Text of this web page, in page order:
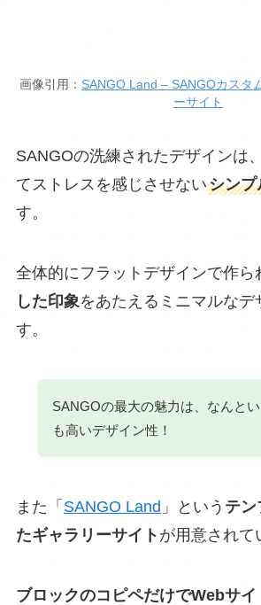
画像引用： SANGO Land – SANGOカスタ
ーサイト
SANGOの洗練されたデザインは
てストレスを感じさせないシンプ
す。
全体的にフラットデザインで作ら
した印象をあたえるミニマルなデ
す。
SANGOの最大の魅力は、なんと
も高いデザイン性！
また「 SANGO Land 」という テン
たギャラリーサイト が用意されて
ブロックのコピペだけでWebサイ